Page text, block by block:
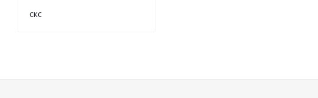
скс